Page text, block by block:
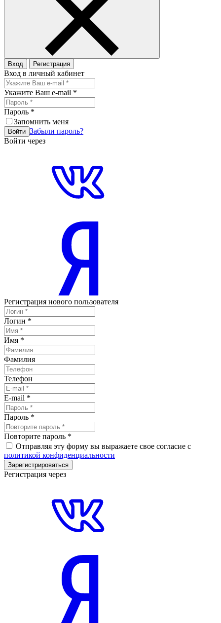
Вход Регистрация
Вход в личный кабинет
Укажите Ваш e-mail *
Пароль *
Запомнить меня
Войти Забыли пароль?
Войти через
Регистрация нового пользователя
Логин *
Имя *
Фамилия
Телефон
E-mail *
Пароль *
Повторите пароль *
Отправляя эту форму вы выражаете свое согласие с
политикой конфиденциальности
Зарегистрироваться
Регистрация через